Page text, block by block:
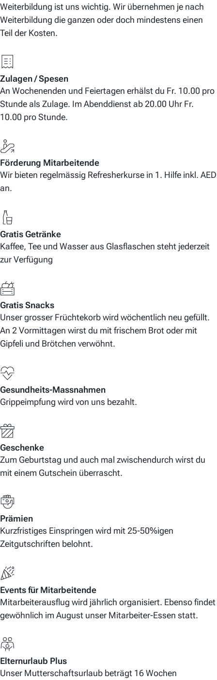
Weiterbildung ist uns wichtig. Wir übernehmen je nach
Weiterbildung die ganzen oder doch mindestens einen
Teil der Kosten.
Zulagen / Spesen
An Wochenenden und Feiertagen erhälst du Fr. 10.00 pro
Stunde als Zulage. Im Abenddienst ab 20.00 Uhr Fr.
10.00 pro Stunde.
Förderung Mitarbeitende
Wir bieten regelmässig Refresherkurse in 1. Hilfe inkl. AED
an.
Gratis Getränke
Kaffee, Tee und Wasser aus Glasflaschen steht jederzeit
zur Verfügung
Gratis Snacks
Unser grosser Früchtekorb wird wöchentlich neu gefüllt.
An 2 Vormittagen wirst du mit frischem Brot oder mit
Gipfeli und Brötchen verwöhnt.
Gesundheits-Massnahmen
Grippeimpfung wird von uns bezahlt.
Geschenke
Zum Geburtstag und auch mal zwischendurch wirst du
mit einem Gutschein überrascht.
Prämien
Kurzfristiges Einspringen wird mit 25-50%igen
Zeitgutschriften belohnt.
Events für Mitarbeitende
Mitarbeiterausflug wird jährlich organisiert. Ebenso findet
gewöhnlich im August unser Mitarbeiter-Essen statt.
Elternurlaub Plus
Unser Mutterschaftsurlaub beträgt 16 Wochen